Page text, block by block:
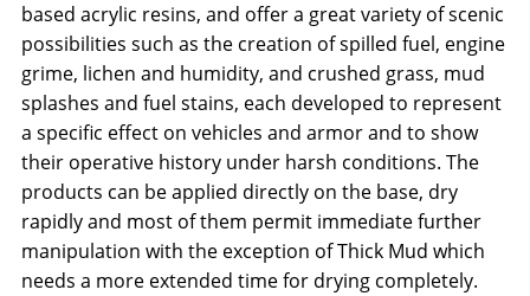
based acrylic resins, and offer a great variety of scenic
possibilities such as the creation of spilled fuel, engine
grime, lichen and humidity, and crushed grass, mud
splashes and fuel stains, each developed to represent
a specific effect on vehicles and armor and to show
their operative history under harsh conditions. The
products can be applied directly on the base, dry
rapidly and most of them permit immediate further
manipulation with the exception of Thick Mud which
needs a more extended time for drying completely.